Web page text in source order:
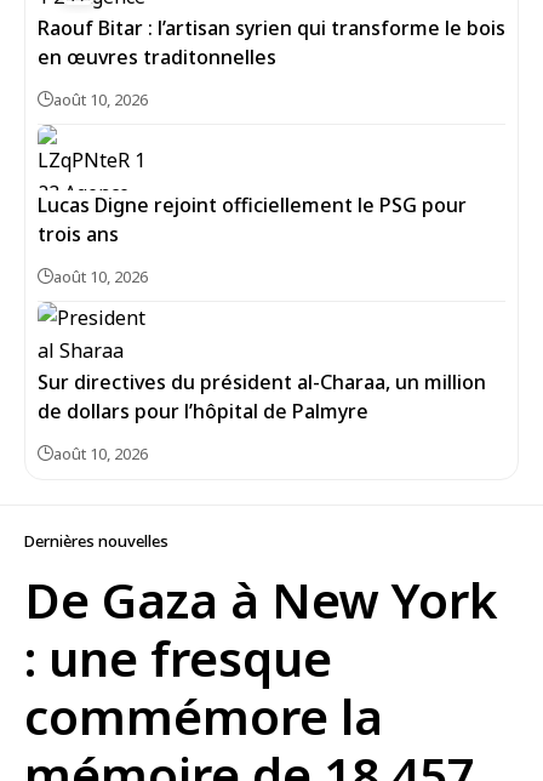
Raouf Bitar : l’artisan syrien qui transforme le bois
en œuvres traditonnelles
août 10, 2026
Lucas Digne rejoint officiellement le PSG pour
trois ans
août 10, 2026
Sur directives du président al-Charaa, un million
de dollars pour l’hôpital de Palmyre
août 10, 2026
Dernières nouvelles
De Gaza à New York
: une fresque
commémore la